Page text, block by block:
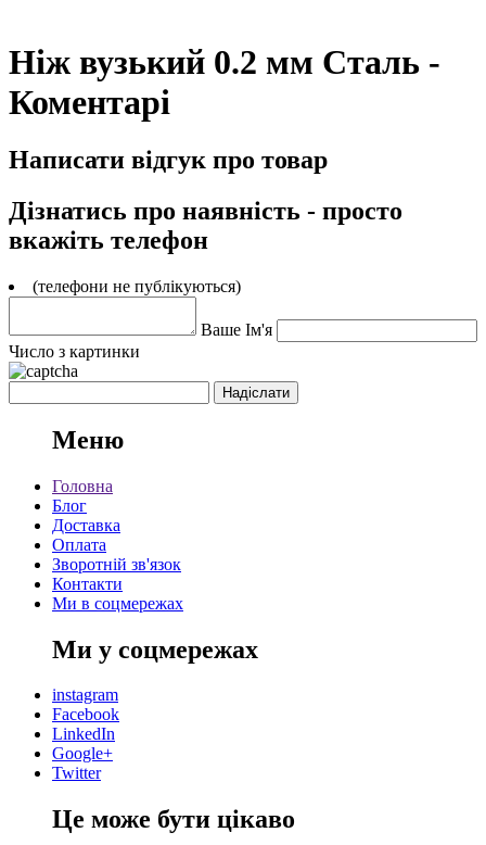
Ніж вузький 0.2 мм Сталь -
Коментарі
Написати відгук про товар
Дізнатись про наявність - просто
вкажіть телефон
(телефони не публікуються)
Ваше Ім'я
Число з картинки
Меню
Головна
Блог
Доставка
Оплата
Зворотній зв'язок
Контакти
Ми в соцмережах
Ми у соцмережах
instagram
Facebook
LinkedIn
Google+
Twitter
Це може бути цікаво